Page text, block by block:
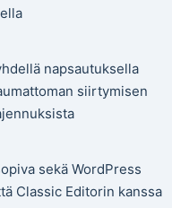
napsautuksella
siirtymisen
sekä WordPress
Classic Editorin kanssa